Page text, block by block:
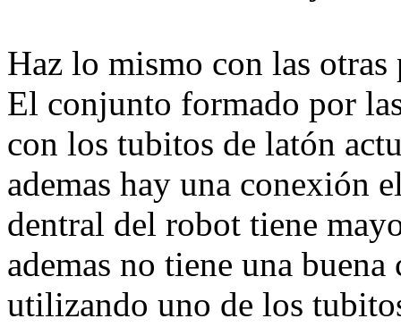
Haz lo mismo con las otras
El conjunto formado por
con los tubitos de latón
ademas hay una conexión
dentral del robot tiene
ademas no tiene una
utilizando uno de los